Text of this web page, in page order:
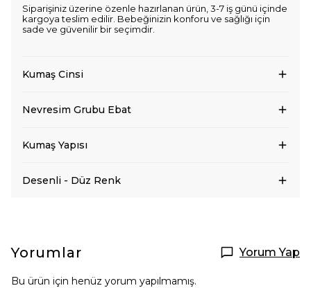
Siparişiniz üzerine özenle hazırlanan ürün, 3-7 iş günü içinde
kargoya teslim edilir. Bebeğinizin konforu ve sağlığı için
sade ve güvenilir bir seçimdir.
Kumaş Cinsi
Nevresim Grubu Ebat
Kumaş Yapısı
Desenli - Düz Renk
Yorumlar Yorum Yap
Bu ürün için henüz yorum yapılmamış.